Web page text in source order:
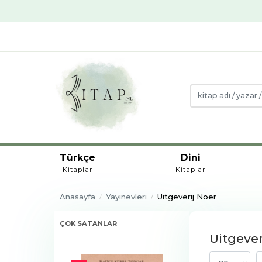
Türkçe
Kitaplar
Dini
Kitaplar
Anasayfa Yayınevleri Uitgeverij Noer
ÇOK SATANLAR